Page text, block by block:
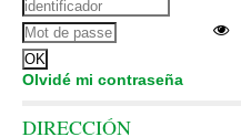
Olvidé mi contraseña
DIRECCIÓN